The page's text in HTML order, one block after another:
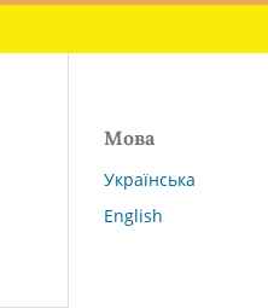
Мова
Українська
English